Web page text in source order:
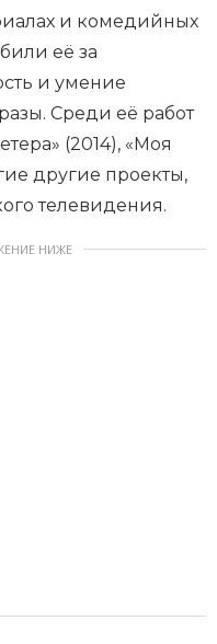
и комедийных
её за
и умение
Среди её работ
(2014), «Моя
другие проекты,
телевидения.
НИЖЕ